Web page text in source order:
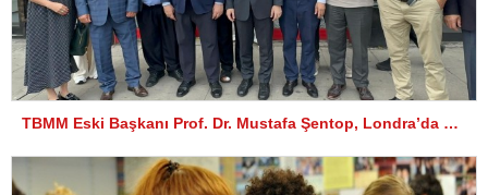
TBMM Eski Başkanı Prof. Dr. Mustafa Şentop, Londra’da bulunan Kahramanmaraş Karahasanlılar Derneğini ziyaret etti.